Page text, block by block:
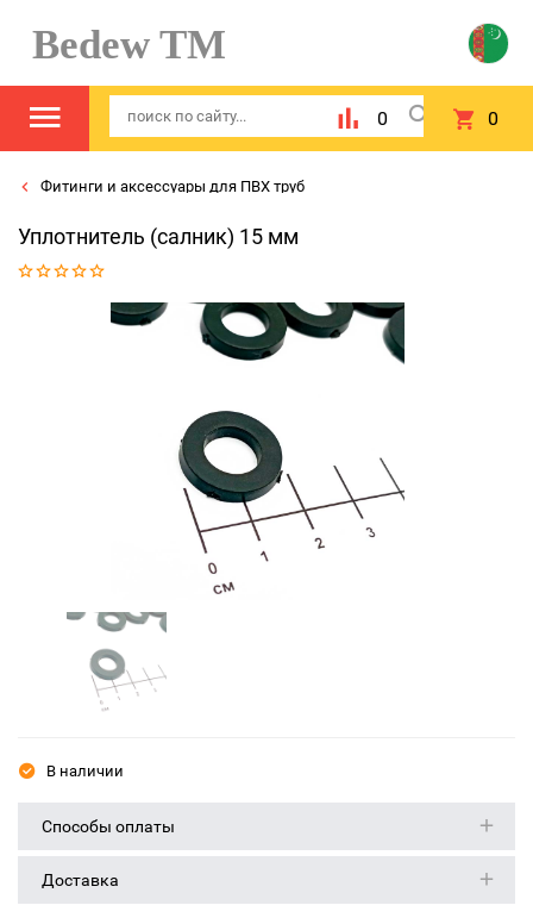
Bedew TM
0 0
Фитинги и аксессуары для ПВХ труб
Уплотнитель (салник) 15 мм
В наличии
Способы оплаты
Доставка